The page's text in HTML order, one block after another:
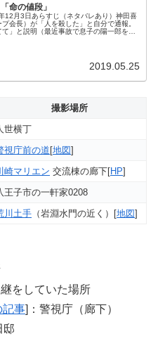
命の値段」
12月3日あらすじ（ネタバレあり）神田喜
会長）が「人を殺した」と自分で通報。
」と説明（最近事故で息子の陽一郎を亡
2019.05.25
撮影場所
世横丁
視庁前の道[地図]
崎マリエン 交流棟の廊下[HP]
王子市の一軒家0208
川土手 （岩淵水門の近く）[地図]
をしていた場所
記事]：警視庁（廊下）
邸